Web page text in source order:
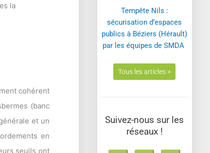
la
cohérent
(banc
et un
en
seuils ont
Tempête Nils :
sécurisation d’espaces
publics à Béziers (Hérault)
par les équipes de SMDA ​
Tous les articles >
Suivez-nous sur les
réseaux !